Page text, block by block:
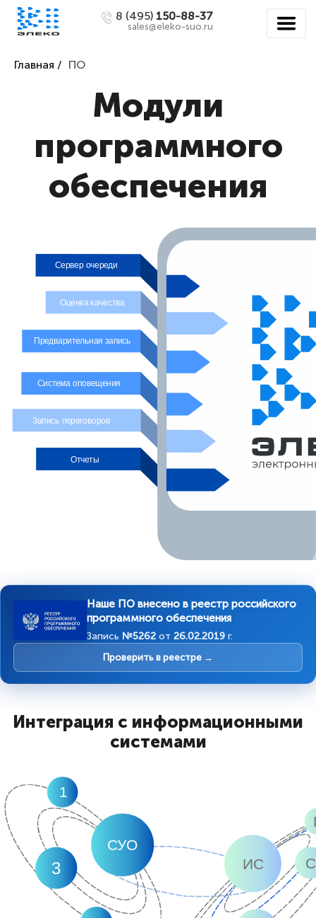
8 (495) 150-88-37
sales@eleko-suo.ru
Главная / ПО
Модули
программного
обеспечения
Система оповещения
Запись переговоров
Отчеты
Сервер очереди
Предварительная запись
Оценка качества
Наше ПО внесено в реестр российского
программного обеспечения
Запись №5262 от26.02.2019 г.
Проверить в реестре →
Интеграция с информационными
системами
СУО
ИС
1
C
3